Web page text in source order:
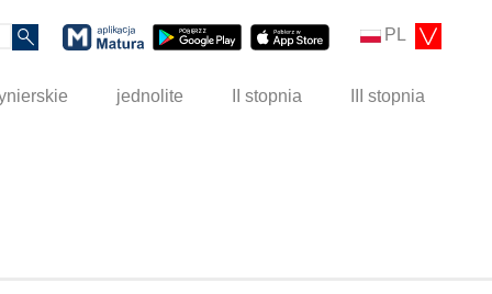
PL
jednolite II stopnia III stopnia